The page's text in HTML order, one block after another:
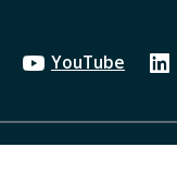
YouTube